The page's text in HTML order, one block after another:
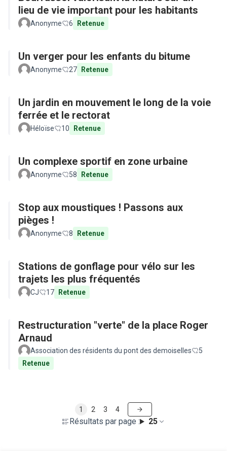
lieu de vie important pour les habitants
Anonyme 6 Retenue
Un verger pour les enfants du bitume
Anonyme 27 Retenue
Un jardin en mouvement le long de la voie
ferrée et le rectorat
Héloïse 10 Retenue
Un complexe sportif en zone urbaine
Anonyme 58 Retenue
Stop aux moustiques ! Passons aux
pièges !
Anonyme 8 Retenue
Stations de gonflage pour vélo sur les
trajets les plus fréquentés
CJ 17 Retenue
Restructuration "verte" de la place Roger
Arnaud
Association des résidents du pont des demoiselles
5
Retenue
Résultats par page : 25
1 2 3 4